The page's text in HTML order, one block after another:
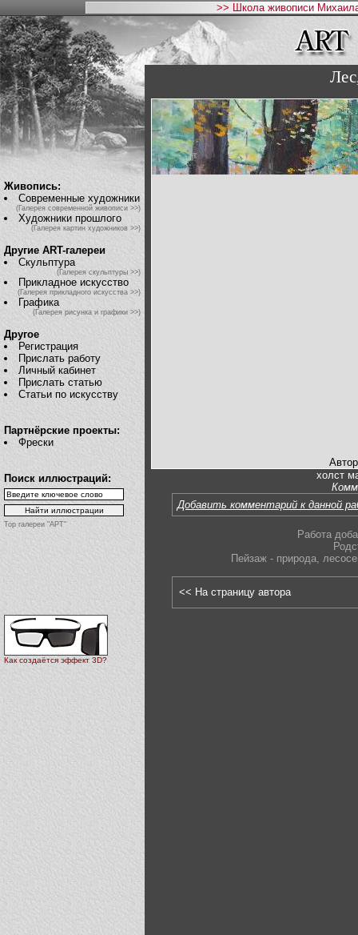
>> Школа живописи
Живопись:
Современные художники
(Галерея современной живописи >>)
Художники прошлого
(Галерея картин художников >>)
Другие ART-галереи
Скульптура
(Галерея скульптуры >>)
Прикладное искусство
(Галерея прикладного искусства >>)
Графика
(Галерея рисунка и графики >>)
Другое
Регистрация
Прислать работу
Личный кабинет
Прислать статью
Статьи по искусству
Партнёрские проекты:
Фрески
Поиск иллюстраций:
Top галереи "АРТ"
Как создаётся эффект 3D?
холст
Добавить комментарий к данной
Работа
Пейзаж - природа,
<< На страницу автора